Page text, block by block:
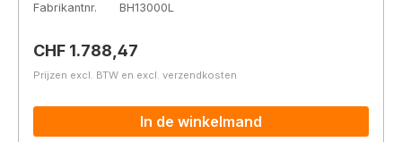
Fabrikantnr.
BH13000L
Normale prijs:
CHF 1.788,47
Prijzen excl. BTW en excl. verzendkosten
In de winkelmand